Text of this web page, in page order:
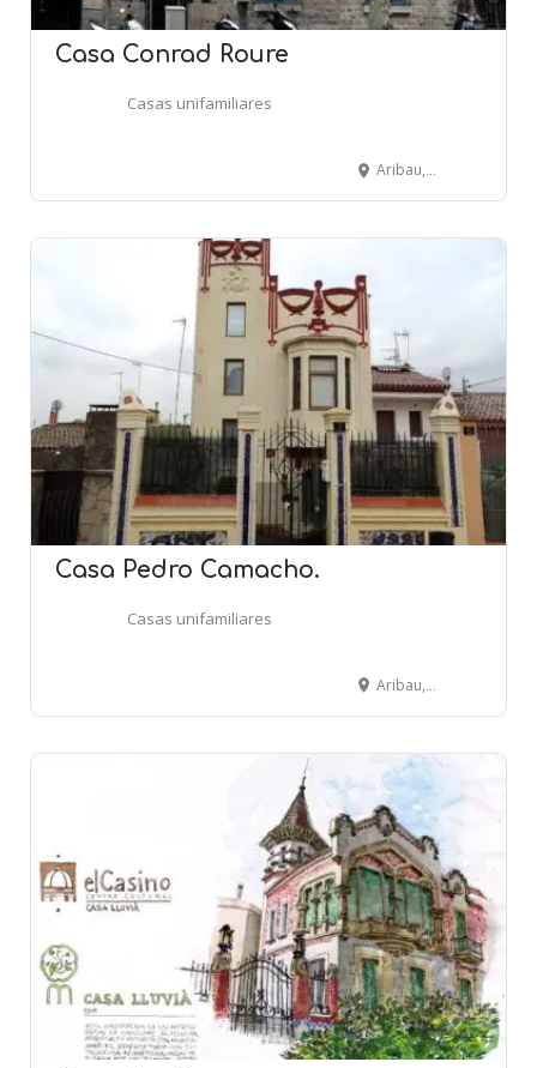
Casa Conrad Roure
Casas unifamiliares
Aribau, 155 - BARCELONA
Casa Pedro Camacho.
Casas unifamiliares
Aribau, 3 - EL PAPIOL